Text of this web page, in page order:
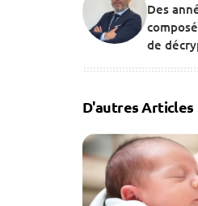
Des
de
D'autres Articles